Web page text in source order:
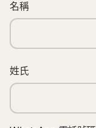
名稱
姓氏